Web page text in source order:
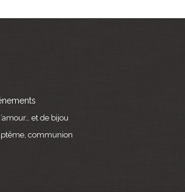
et de bijou
communion